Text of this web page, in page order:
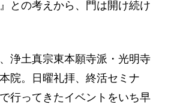
との考えから、門は開け続け
浄土真宗東本願寺派・光明寺
院。日曜礼拝、終活セミナ
行ってきたイベントをいち早